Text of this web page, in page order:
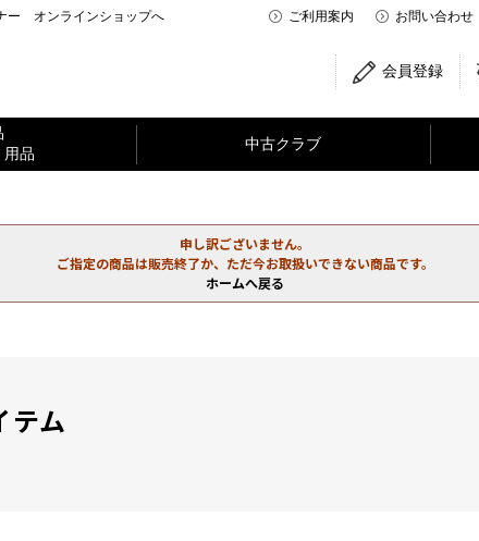
ー オンラインショップへ ご利用案内 お問い合わせ
会員登録
用品
中古クラブ
申し訳ございません。
ご指定の商品は販売終了か、ただ今お取扱いできない商品です。
ホームへ戻る
テム